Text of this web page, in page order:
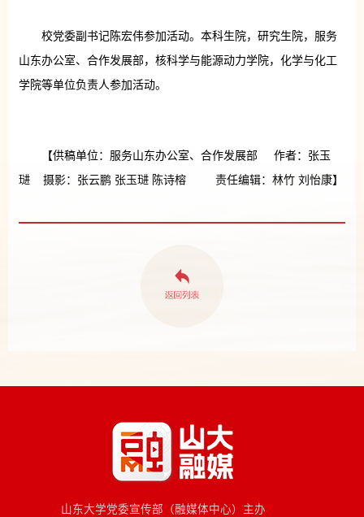
校党委副书记陈宏伟参加活动。本科生院，研究生院，服务
山东办公室、合作发展部，核科学与能源动力学院，化学与化工
学院等单位负责人参加活动。
【供稿单位：服务山东办公室、合作发展部 作者：张玉
琎 摄影：张云鹏 张玉琎 陈诗榕 责任编辑：林竹 刘怡康】
山东大学党委宣传部（融媒体中心）主办